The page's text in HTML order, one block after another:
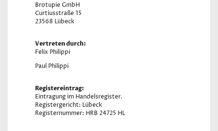
Brotupie GmbH
Curtiusstraße 15
23568 Lübeck
Vertreten durch:
Felix Philippi
Paul Philippi
Registereintrag:
Eintragung im Handelsregister.
Registergericht: Lübeck
Registernummer: HRB 24725 HL